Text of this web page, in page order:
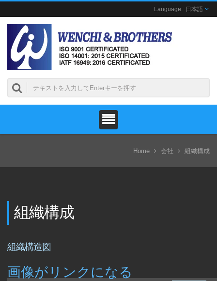
日本語
Home 会社 組織構成
組織構成
組織構造図
画像がリンクになる